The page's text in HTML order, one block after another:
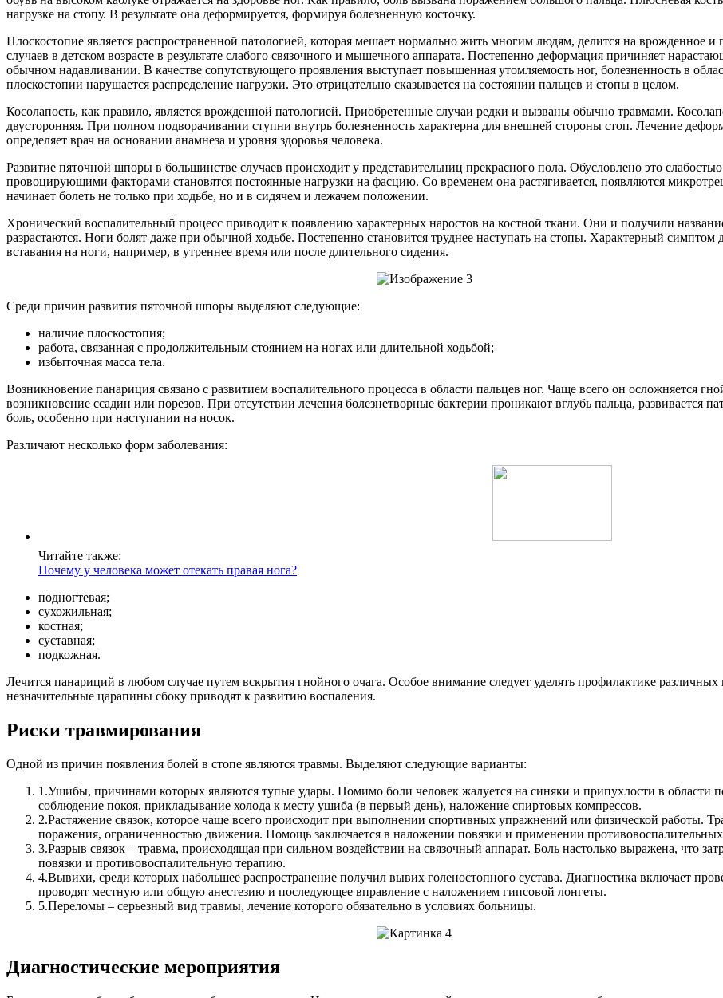
нагрузке на стопу. В результате она деформируется, формируя болезненную косточку.
Плоскостопие является распространенной патологией, которая мешает нормально жить многим людям, делится на врожденное
случаев в детском возрасте в результате слабого связочного и мышечного аппарата. Постепенно деформация причиняет
обычном надавливании. В качестве сопутствующего проявления выступает повышенная утомляемость ног, болезненность в
плоскостопии нарушается распределение нагрузки. Это отрицательно сказывается на состоянии пальцев и стопы в целом.
Косолапость, как правило, является врожденной патологией. Приобретенные случаи редки и вызваны обычно травмами.
двусторонняя. При полном подворачивании ступни внутрь болезненность характерна для внешней стороны стоп. Лечение
определяет врач на основании анамнеза и уровня здоровья человека.
Развитие пяточной шпоры в большинстве случаев происходит у представительниц прекрасного пола. Обусловлено это
провоцирующими факторами становятся постоянные нагрузки на фасцию. Со временем она растягивается, появляются
начинает болеть не только при ходьбе, но и в сидячем и лежачем положении.
Хронический воспалительный процесс приводит к появлению характерных наростов на костной ткани. Они и получили
разрастаются. Ноги болят даже при обычной ходьбе. Постепенно становится труднее наступать на стопы. Характерный
вставания на ноги, например, в утреннее время или после длительного сидения.
Среди причин развития пяточной шпоры выделяют следующие:
наличие плоскостопия;
работа, связанная с продолжительным стоянием на ногах или длительной ходьбой;
избыточная масса тела.
Возникновение панариция связано с развитием воспалительного процесса в области пальцев ног. Чаще всего он осложняется
возникновение ссадин или порезов. При отсутствии лечения болезнетворные бактерии проникают вглубь пальца, развивается
боль, особенно при наступании на носок.
Различают несколько форм заболевания:
Читайте также:
Почему у человека может отекать правая нога?
подногтевая;
сухожильная;
костная;
суставная;
подкожная.
Лечится панариций в любом случае путем вскрытия гнойного очага. Особое внимание следует уделять профилактике
незначительные царапины сбоку приводят к развитию воспаления.
Риски травмирования
Одной из причин появления болей в стопе являются травмы. Выделяют следующие варианты:
1.Ушибы, причинами которых являются тупые удары. Помимо боли человек жалуется на синяки и припухлости в области
соблюдение покоя, прикладывание холода к месту ушиба (в первый день), наложение спиртовых компрессов.
2.Растяжение связок, которое чаще всего происходит при выполнении спортивных упражнений или физической работы.
поражения, ограниченностью движения. Помощь заключается в наложении повязки и применении противовоспалительных
3.Разрыв связок – травма, происходящая при сильном воздействии на связочный аппарат. Боль настолько выражена, что
повязки и противовоспалительную терапию.
4.Вывихи, среди которых набольшее распространение получил вывих голеностопного сустава. Диагностика включает
проводят местную или общую анестезию и последующее вправление с наложением гипсовой лонгеты.
5.Переломы – серьезный вид травмы, лечение которого обязательно в условиях больницы.
Диагностические мероприятия